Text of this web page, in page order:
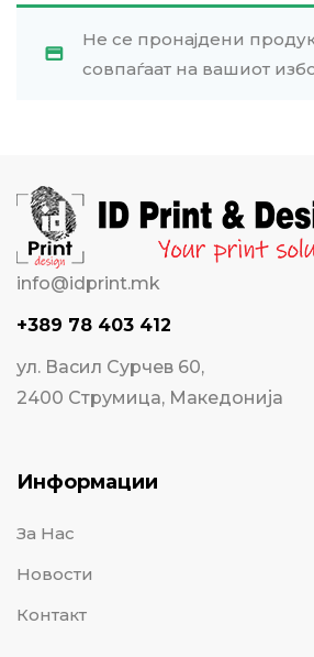
Не се пронајдени
совпаѓаат на вашиот
info@idprint.mk
+389 78 403 412
ул. Васил Сурчев 60,
2400 Струмица, Македонија
Информации
За Нас
Новости
Контакт